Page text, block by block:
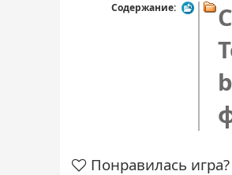
Содержание:
Понравилась